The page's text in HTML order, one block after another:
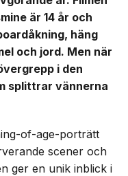
är 14 år och
häng
och jord. Men när
i den
splittrar vännerna
of-age-porträtt
scener och
ger en unik inblick i